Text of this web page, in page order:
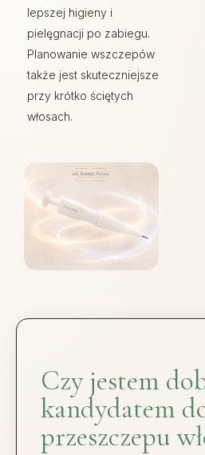
lepszej higieny i
pielęgnacji po zabiegu.
Planowanie wszczepów
także jest skuteczniejsze
przy krótko ściętych
włosach.
Czy jestem
kandydatem
przeszczepu